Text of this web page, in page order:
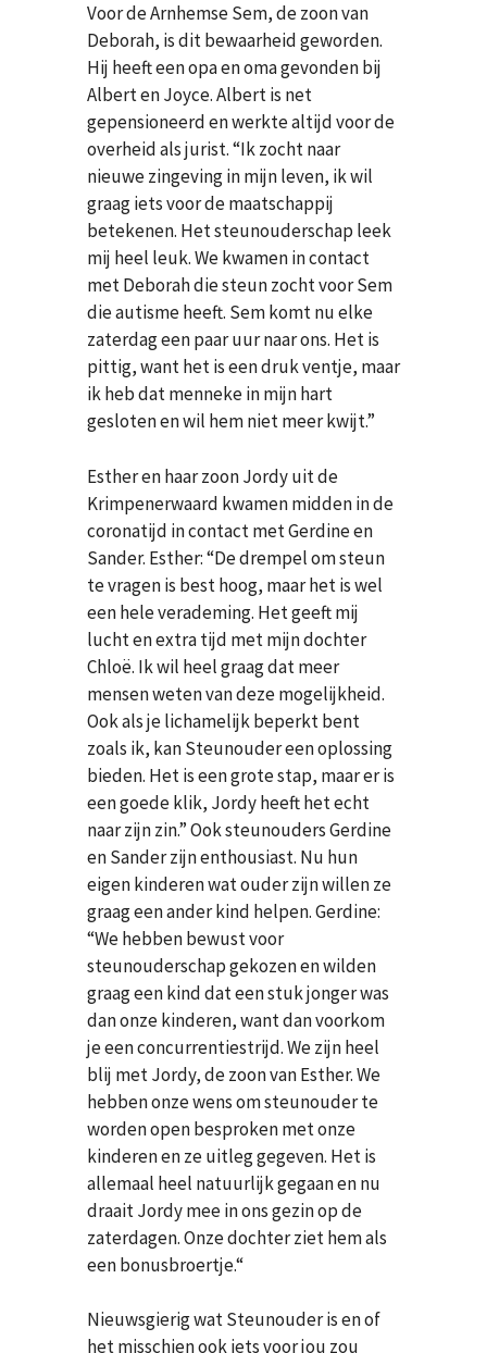
Voor de Arnhemse Sem, de zoon van
Deborah, is dit bewaarheid geworden.
Hij heeft een opa en oma gevonden bij
Albert en Joyce. Albert is net
gepensioneerd en werkte altijd voor de
overheid als jurist. “Ik zocht naar
nieuwe zingeving in mijn leven, ik wil
graag iets voor de maatschappij
betekenen. Het steunouderschap leek
mij heel leuk. We kwamen in contact
met Deborah die steun zocht voor Sem
die autisme heeft. Sem komt nu elke
zaterdag een paar uur naar ons. Het is
pittig, want het is een druk ventje, maar
ik heb dat menneke in mijn hart
gesloten en wil hem niet meer kwijt.”
Esther en haar zoon Jordy uit de
Krimpenerwaard kwamen midden in de
coronatijd in contact met Gerdine en
Sander. Esther: “De drempel om steun
te vragen is best hoog, maar het is wel
een hele verademing. Het geeft mij
lucht en extra tijd met mijn dochter
Chloë. Ik wil heel graag dat meer
mensen weten van deze mogelijkheid.
Ook als je lichamelijk beperkt bent
zoals ik, kan Steunouder een oplossing
bieden. Het is een grote stap, maar er is
een goede klik, Jordy heeft het echt
naar zijn zin.” Ook steunouders Gerdine
en Sander zijn enthousiast. Nu hun
eigen kinderen wat ouder zijn willen ze
graag een ander kind helpen. Gerdine:
“We hebben bewust voor
steunouderschap gekozen en wilden
graag een kind dat een stuk jonger was
dan onze kinderen, want dan voorkom
je een concurrentiestrijd. We zijn heel
blij met Jordy, de zoon van Esther. We
hebben onze wens om steunouder te
worden open besproken met onze
kinderen en ze uitleg gegeven. Het is
allemaal heel natuurlijk gegaan en nu
draait Jordy mee in ons gezin op de
zaterdagen. Onze dochter ziet hem als
een bonusbroertje.“
Nieuwsgierig wat Steunouder is en of
het misschien ook iets voor jou zou